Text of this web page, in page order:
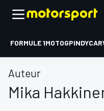
FORMULE 1MOTOGPINDYCAR
Auteur
Mika